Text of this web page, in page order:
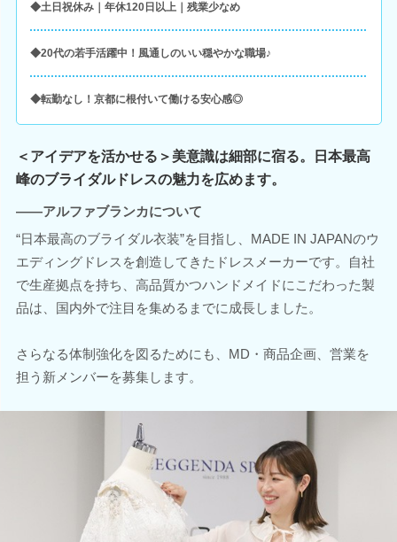
◆土日祝休み｜年休120日以上｜残業少なめ
◆20代の若手活躍中！風通しのいい穏やかな職場♪
◆転勤なし！京都に根付いて働ける安心感◎
＜アイデアを活かせる＞美意識は細部に宿る。日本最高
峰のブライダルドレスの魅力を広めます。
――アルファブランカについて
“日本最高のブライダル衣装”を目指し、MADE IN JAPANのウ
エディングドレスを創造してきたドレスメーカーです。自社
で生産拠点を持ち、高品質かつハンドメイドにこだわった製
品は、国内外で注目を集めるまでに成長しました。
さらなる体制強化を図るためにも、MD・商品企画、営業を
担う新メンバーを募集します。